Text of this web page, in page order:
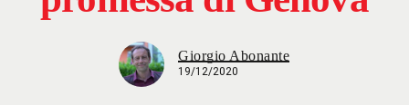
Giorgio Abonante
19/12/2020